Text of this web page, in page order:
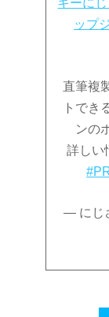
ップ
直筆複
トでき
ンの
詳しい
— にじ